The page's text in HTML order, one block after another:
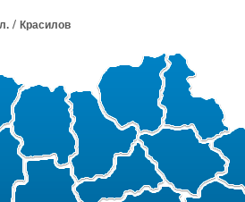
/ Красилов